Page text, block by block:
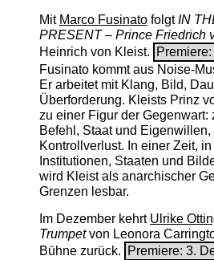
Mit Marco FusinatofolgtIN
PRESENT – Prince Friedrich
Heinrich von Kleist.
Fusinato kommt aus Noise-
Er arbeitet mit Klang, Bild,
Überforderung. Kleists Prinz
zu einer Figur der Gegenwart:
Befehl, Staat und Eigenwillen,
Kontrollverlust. In einer Zeit,
Institutionen, Staaten und
wird Kleist als anarchischer
Grenzen lesbar.
Im Dezember kehrt Ulrike
Trumpetvon Leonora
Bühne zurück.
Premiere: 3.